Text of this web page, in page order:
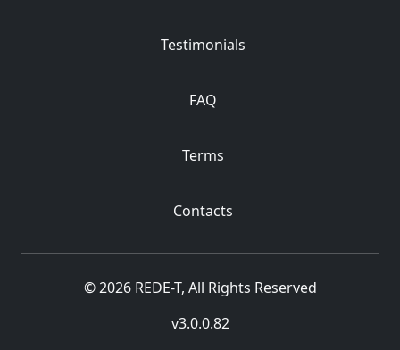
Testimonials
FAQ
Terms
Contacts
© 2026 REDE-T, All Rights Reserved
v3.0.0.82